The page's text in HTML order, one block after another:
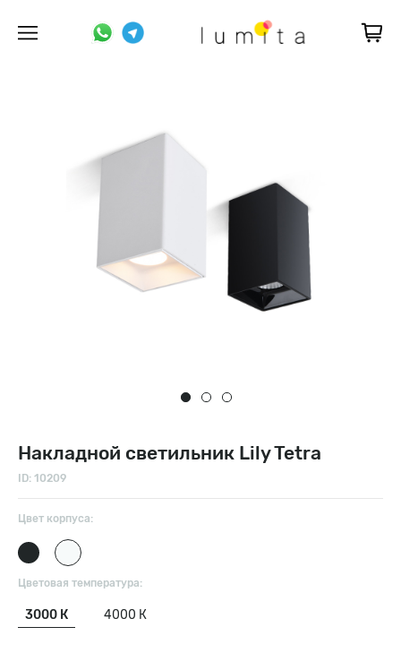
Накладной светильник Lily Tetra
ID: 10209
Цвет корпуса:
Цветовая температура:
3000 К 4000 К